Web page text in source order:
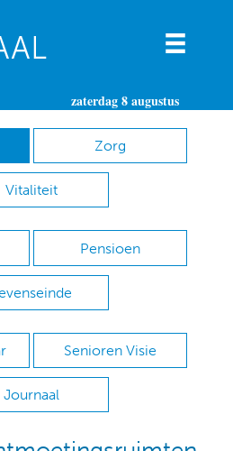
zaterdag 8 augustus
Zorg
Vitaliteit
Pensioen
Senioren Visie
Journaal